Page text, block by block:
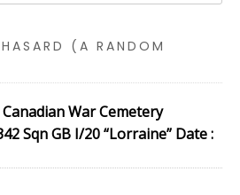
(A RANDOM
War Cemetery
Sqn GB I/20 “Lorraine” Date :